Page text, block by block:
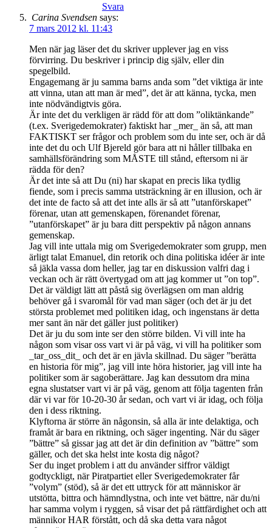
Svara
Carina Svendsen says:
7 mars 2012 kl. 11:43
Men när jag läser det du skriver upplever jag en viss
förvirring. Du beskriver i princip dig själv, eller din
spegelbild.
Engagemang är ju samma barns anda som ”det viktiga är inte
att vinna, utan att man är med”, det är att känna, tycka, men
inte nödvändigtvis göra.
Är inte det du verkligen är rädd för att dom ”oliktänkande”
(t.ex. Sverigedemokrater) faktiskt har _mer_ än så, att man
FAKTISKT ser frågor och problem som du inte ser, och är då
inte det du och Ulf Bjereld gör bara att ni håller tillbaka en
samhällsförändring som MÅSTE till stånd, eftersom ni är
rädda för den?
Är det inte så att Du (ni) har skapat en precis lika tydlig
fiende, som i precis samma utsträckning är en illusion, och är
det inte de facto så att det inte alls är så att ”utanförskapet”
förenar, utan att gemenskapen, förenandet förenar,
”utanförskapet” är ju bara ditt perspektiv på någon annans
gemenskap.
Jag vill inte uttala mig om Sverigedemokrater som grupp, men
ärligt talat Emanuel, din retorik och dina politiska idéer är inte
så jäkla vassa dom heller, jag tar en diskussion valfri dag i
veckan och är rätt övertygad om att jag kommer ut ”on top”.
Det är väldigt lätt att påstå sig överlägsen om man aldrig
behöver gå i svaromål för vad man säger (och det är ju det
största problemet med politiken idag, och ingenstans är detta
mer sant än när det gäller just politiker)
Det är ju du som inte ser den större bilden. Vi vill inte ha
någon som visar oss vart vi är på väg, vi vill ha politiker som
_tar_oss_dit_ och det är en jävla skillnad. Du säger ”berätta
en historia för mig”, jag vill inte höra historier, jag vill inte ha
politiker som är sagoberättare. Jag kan dessutom dra mina
egna slustatser vart vi är på väg, genom att följa tagenten från
där vi var för 10-20-30 år sedan, och vart vi är idag, och följa
den i dess riktning.
Klyftorna är större än någonsin, så alla är inte delaktiga, och
framåt är bara en riktning, och säger ingenting. När du säger
”bättre” så gissar jag att det är din definition av ”bättre” som
gäller, och det ska helst inte kosta dig något?
Ser du inget problem i att du använder siffror väldigt
godtyckligt, när Piratpartiet eller Sverigedemokrater får
”volym” (stöd), så är det ett uttryck för att människor är
utstötta, bittra och hämndlystna, och inte vet bättre, när du/ni
har samma volym i ryggen, så visar det på rättfärdighet och att
männikor HAR förstått, och då ska detta vara något